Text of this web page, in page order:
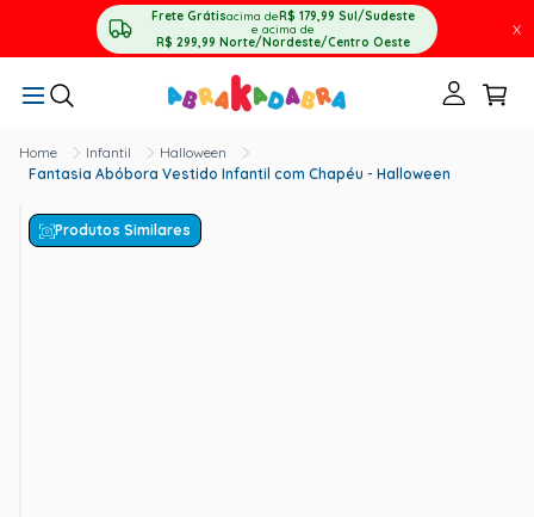
Frete Grátisacima deR$ 179,99 Sul/Sudeste
e acima de
R$ 299,99 Norte/Nordeste/Centro Oeste
X
Infantil
Halloween
Fantasia Abóbora Vestido Infantil com Chapéu - Halloween
Produtos Similares